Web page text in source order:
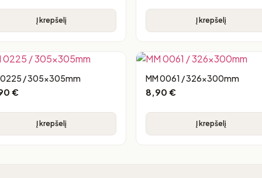
Į krepšelį Į krepšelį
0225 / 305x305mm
€
Į krepšelį
MM 0061 / 326x300mm
8,90 €
Į krepšelį